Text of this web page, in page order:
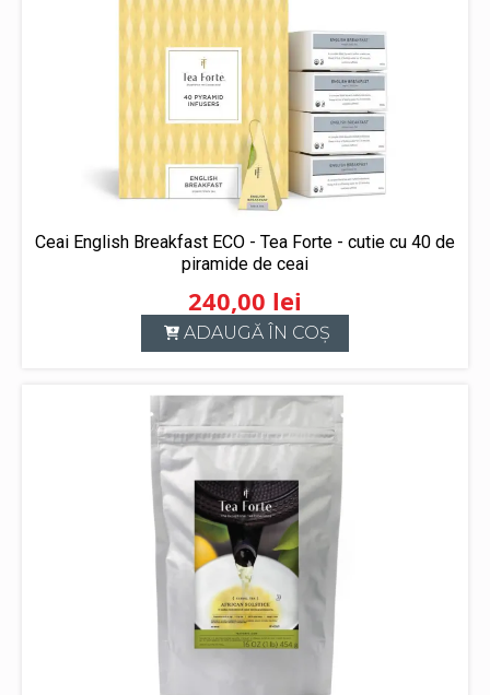
Ceai English Breakfast ECO - Tea Forte - cutie cu 40 de
piramide de ceai
240,00 lei
ADAUGĂ ÎN COȘ